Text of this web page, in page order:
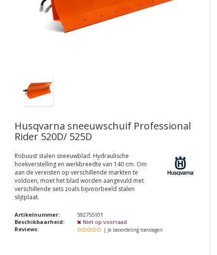
Husqvarna sneeuwschuif Professional
Rider 520D/ 525D
Robuust stalen sneeuwblad. Hydraulische
hoekverstelling en werkbreedte van 140 cm. Om
aan de vereisten op verschillende markten te
voldoen, moet het blad worden aangevuld met
verschillende sets zoals bijvoorbeeld stalen
slijtplaat.
Artikelnummer:
592755101
Beschikbaarheid:
Niet op voorraad
Reviews:
| Je beoordeling toevoegen